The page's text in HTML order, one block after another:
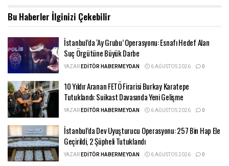
Bu Haberler İlginizi Çekebilir
İstanbul’da ‘Ay Grubu’ Operasyonu: Esnafı Hedef Alan
Suç Örgütüne Büyük Darbe
YAZAREDITÖR HABERMEYDAN 6 AĞUSTOS 2026 0
10 Yıldır Aranan FETÖ Firarisi Burkay Karatepe
Tutuklandı: Suikast Davasında Yeni Gelişme
YAZAREDITÖR HABERMEYDAN 6 AĞUSTOS 2026 0
İstanbul’da Dev Uyuşturucu Operasyonu: 257 Bin Hap Ele
Geçirildi, 2 Şüpheli Tutuklandı
YAZAREDITÖR HABERMEYDAN 6 AĞUSTOS 2026 0